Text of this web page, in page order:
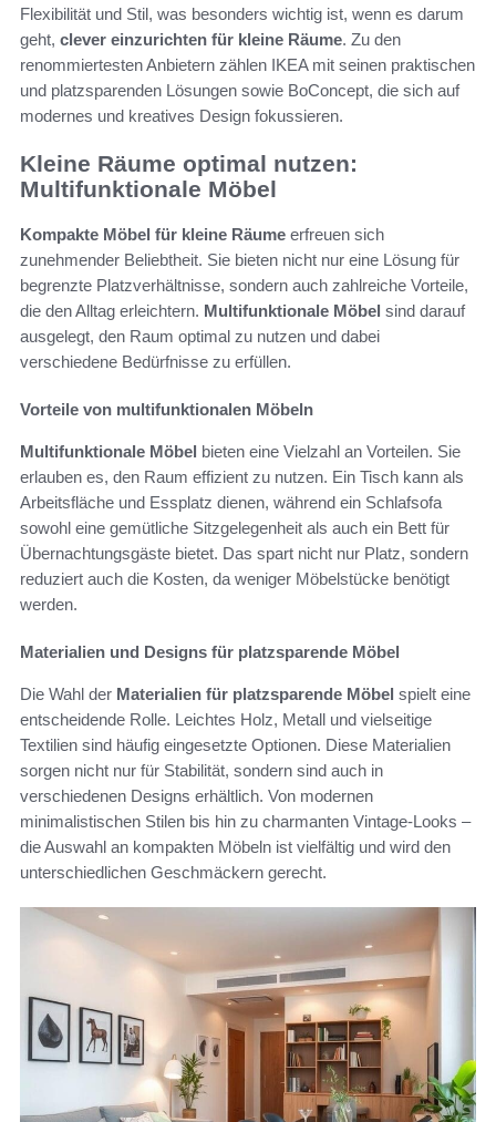
Flexibilität und Stil, was besonders wichtig ist, wenn es darum
geht, clever einzurichten für kleine Räume. Zu den
renommiertesten Anbietern zählen IKEA mit seinen praktischen
und platzsparenden Lösungen sowie BoConcept, die sich auf
modernes und kreatives Design fokussieren.
Kleine Räume optimal nutzen:
Multifunktionale Möbel
Kompakte Möbel für kleine Räume erfreuen sich
zunehmender Beliebtheit. Sie bieten nicht nur eine Lösung für
begrenzte Platzverhältnisse, sondern auch zahlreiche Vorteile,
die den Alltag erleichtern. Multifunktionale Möbel sind darauf
ausgelegt, den Raum optimal zu nutzen und dabei
verschiedene Bedürfnisse zu erfüllen.
Vorteile von multifunktionalen Möbeln
Multifunktionale Möbel bieten eine Vielzahl an Vorteilen. Sie
erlauben es, den Raum effizient zu nutzen. Ein Tisch kann als
Arbeitsfläche und Essplatz dienen, während ein Schlafsofa
sowohl eine gemütliche Sitzgelegenheit als auch ein Bett für
Übernachtungsgäste bietet. Das spart nicht nur Platz, sondern
reduziert auch die Kosten, da weniger Möbelstücke benötigt
werden.
Materialien und Designs für platzsparende Möbel
Die Wahl der Materialien für platzsparende Möbel spielt eine
entscheidende Rolle. Leichtes Holz, Metall und vielseitige
Textilien sind häufig eingesetzte Optionen. Diese Materialien
sorgen nicht nur für Stabilität, sondern sind auch in
verschiedenen Designs erhältlich. Von modernen
minimalistischen Stilen bis hin zu charmanten Vintage-Looks –
die Auswahl an kompakten Möbeln ist vielfältig und wird den
unterschiedlichen Geschmäckern gerecht.